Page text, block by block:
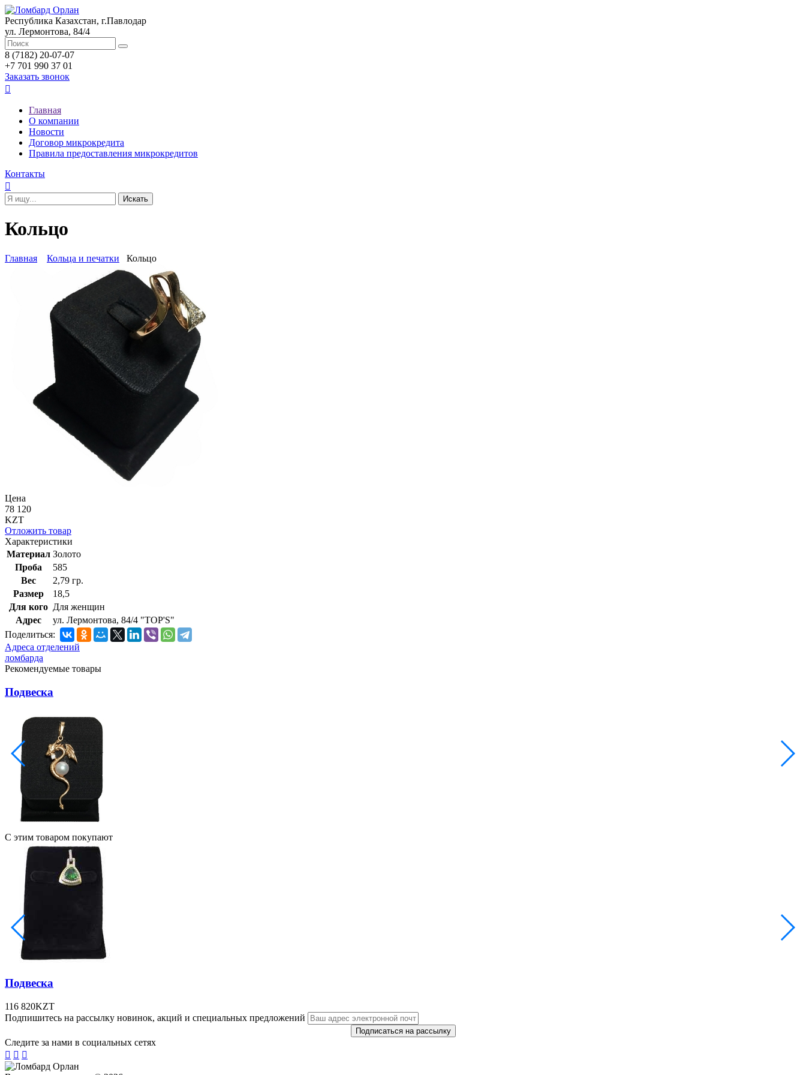
Республика Казахстан, г.Павлодар
ул. Лермонтова, 84/4
8 (7182) 20-07-07
+7 701 990 37 01
Заказать звонок

Главная
О компании
Новости
Договор микрокредита
Правила предоставления микрокредитов
Контакты

Кольцо
Главная Кольца и печатки Кольцо
Цена
78 120
KZT
Отложить товар
Характеристики
Материал Золото
Проба
585
Вес
2,79 гр.
Размер
18,5
Для кого Для женщин
Адрес
ул. Лермонтова, 84/4 "TOP'S"
Поделиться:
Адреса отделений
ломбарда
Рекомендуемые товары
Подвеска
С этим товаром покупают
Подвеска
116 820KZT
Подпишитесь на рассылку новинок, акций и специальных предложений
Следите за нами в социальных сетях
  